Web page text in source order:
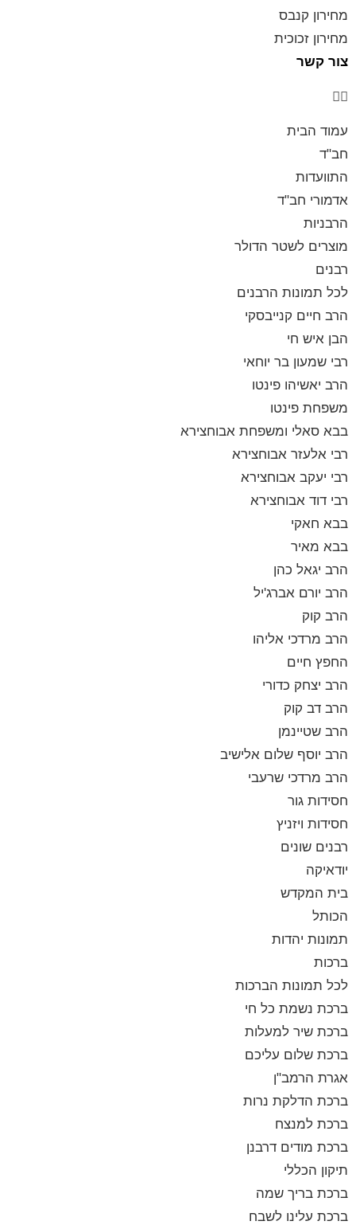
מחירון קנבס
מחירון זכוכית
צור קשר
עמוד הבית
חב"ד
התוועדות
אדמורי חב"ד
הרבניות
מוצרים לשטר הדולר
רבנים
לכל תמונות הרבנים
הרב חיים קנייבסקי
הבן איש חי
רבי שמעון בר יוחאי
הרב יאשיהו פינטו
משפחת פינטו
בבא סאלי ומשפחת אבוחצירא
רבי אלעזר אבוחצירא
רבי יעקב אבוחצירא
רבי דוד אבוחצירא
בבא חאקי
בבא מאיר
הרב יגאל כהן
הרב יורם אברג'יל
הרב קוק
הרב מרדכי אליהו
החפץ חיים
הרב יצחק כדורי
הרב דב קוק
הרב שטיינמן
הרב יוסף שלום אלישיב
הרב מרדכי שרעבי
חסידות גור
חסידות ויזניץ
רבנים שונים
יודאיקה
בית המקדש
הכותל
תמונות יהדות
ברכות
לכל תמונות הברכות
ברכת נשמת כל חי
ברכת שיר למעלות
ברכת שלום עליכם
אגרת הרמב"ן
ברכת הדלקת נרות
ברכת למנצח
ברכת מודים דרבנן
תיקון הכללי
ברכת בריך שמה
ברכת עלינו לשבח